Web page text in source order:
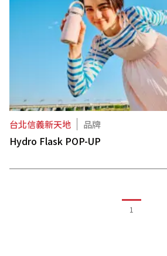
台北信義新天地 品牌
Hydro Flask POP-UP
1